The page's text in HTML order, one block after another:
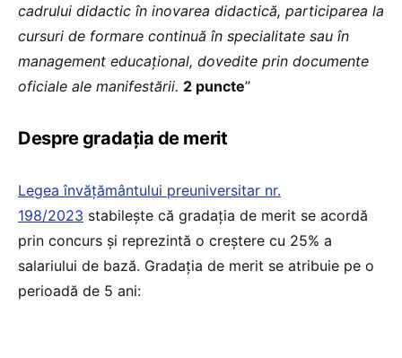
cadrului didactic în inovarea didactică, participarea la
cursuri de formare continuă în specialitate sau în
management educaţional, dovedite prin documente
oficiale ale manifestării. 2 puncte”
Despre gradația de merit
Legea învățământului preuniversitar nr.
198/2023 stabilește că gradaţia de merit se acordă
prin concurs și reprezintă o creștere cu 25% a
salariului de bază. Gradația de merit se atribuie pe o
perioadă de 5 ani: